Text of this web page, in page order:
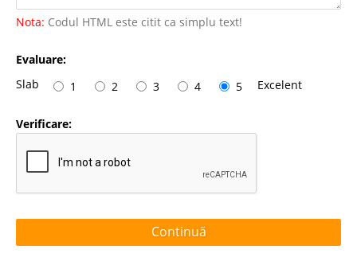
Nota: Codul HTML este citit ca simplu text!
Evaluare:
Slab
1 2 3 4 5 Excelent
Verificare:
Continuă